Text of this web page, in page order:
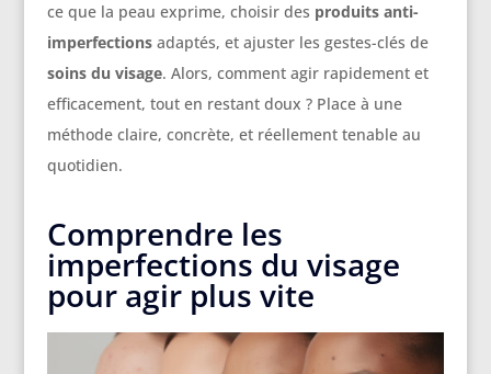
ce que la peau exprime, choisir des produits anti-
imperfectionsadaptés, et ajuster les gestes-clés de
soins du visage. Alors, comment agir rapidement et
efficacement, tout en restant doux ? Place à une
méthode claire, concrète, et réellement tenable au
quotidien.
Comprendre les
imperfections du visage
pour agir plus vite